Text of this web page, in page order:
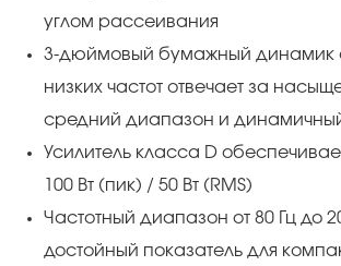
углом рассеивания
3-дюймовый бумажный динамик
низких частот отвечает за
средний диапазон и
Усилитель класса D
100 Вт (пик) / 50 Вт (RMS)
Частотный диапазон от 80 Гц до
достойный показатель для